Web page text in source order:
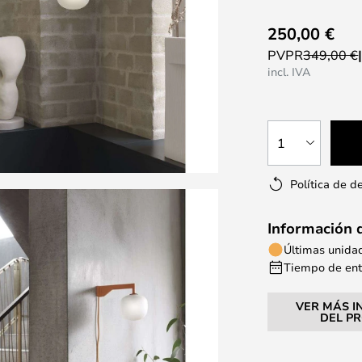
250,00 €
PVPR349,00 €
incl. IVA
1
Política de
Información
Últimas
Tiempo de
VER MÁS
DEL